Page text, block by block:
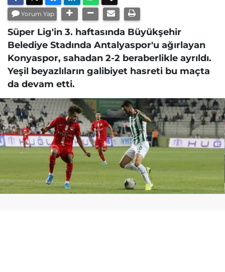
Yorum Yap
Süper Lig'in 3. haftasında Büyükşehir
Belediye Stadında Antalyaspor'u ağırlayan
Konyaspor, sahadan 2-2 beraberlikle ayrıldı.
Yeşil beyazlıların galibiyet hasreti bu maçta
da devam etti.